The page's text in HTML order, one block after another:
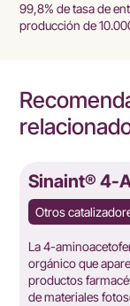
99,8% de tasa de
producción de
Sinaint® 4-
Otros
La 4-
orgánico que
productos
de materiales